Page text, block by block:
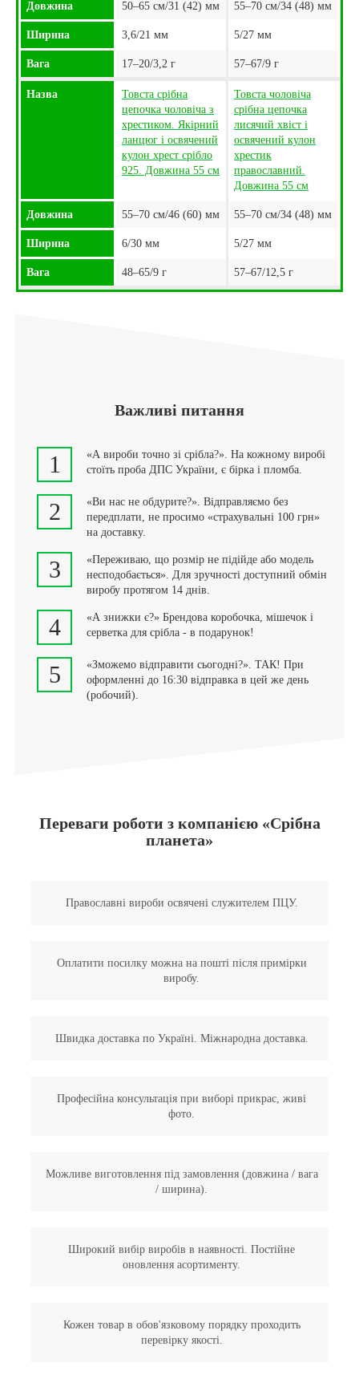
Довжина 50–65 см/31 (42) мм 55–70 см/34 (48) мм
Ширина 3,6/21 мм 5/27 мм
Вага 17–20/3,2 г 57–67/9 г
Назва
Товста срібна
цепочка чоловіча з
хрестиком. Якірний
ланцюг і освячений
кулон хрест срібло
925. Довжина 55 см
Товста чоловіча
срібна цепочка
лисячий хвіст і
освячений кулон
хрестик
православний.
Довжина 55 см
Довжина 55–70 см/46 (60) мм 55–70 см/34 (48) мм
Ширина 6/30 мм 5/27 мм
Вага 48–65/9 г 57–67/12,5 г
Важливі питання
1
«А вироби точно зі срібла?». На кожному виробі
стоїть проба ДПС України, є бірка і пломба.
2
«Ви нас не обдурите?». Відправляємо без
передплати, не просимо «страхувальні 100 грн»
на доставку.
3
«Переживаю, що розмір не підійде або модель
несподобається». Для зручності доступний обмін
виробу протягом 14 днів.
4
«А знижки є?» Брендова коробочка, мішечок і
серветка для срібла - в подарунок!
5
«Зможемо відправити сьогодні?». ТАК! При
оформленні до 16:30 відправка в цей же день
(робочий).
Переваги роботи з компанією «Срібна
планета»
Православні вироби освячені служителем ПЦУ.
Оплатити посилку можна на пошті після примірки
виробу.
Швидка доставка по Україні. Міжнародна доставка.
Професійна консультація при виборі прикрас, живі
фото.
Можливе виготовлення під замовлення (довжина / вага
/ ширина).
Широкий вибір виробів в наявності. Постійне
оновлення асортименту.
Кожен товар в обов'язковому порядку проходить
перевірку якості.